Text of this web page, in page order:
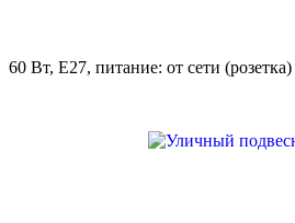
60 Вт, E27, питание: от сети (розетка)